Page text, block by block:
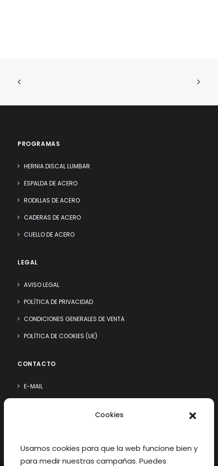
Cookies
Usamos cookies para que la web funcione bien y
para medir nuestras campañas. Puedes
PROGRAMAS
HERNIA DISCAL LUMBAR
ESPALDA DE ACERO
RODILLAS DE ACERO
CADERAS DE ACERO
CUELLO DE ACERO
LEGAL
AVISO LEGAL
POLÍTICA DE PRIVACIDAD
CONDICIONES GENERALES DE VENTA
POLÍTICA DE COOKIES (UE)
CONTACTO
E-MAIL